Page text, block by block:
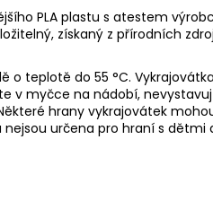
PLA plastu s atestem
získaný z přírodních
o teplotě do 55 °C. Vykrajovátka
v myčce na nádobí,
hrany vykrajovátek
určena pro hraní s dětmi